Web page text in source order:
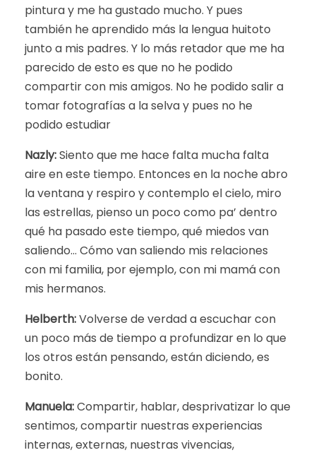
pintura y me ha gustado mucho. Y pues
también he aprendido más la lengua huitoto
junto a mis padres. Y lo más retador que me ha
parecido de esto es que no he podido
compartir con mis amigos. No he podido salir a
tomar fotografías a la selva y pues no he
podido estudiar
Nazly:Siento que me hace falta mucha falta
aire en este tiempo. Entonces en la noche abro
la ventana y respiro y contemplo el cielo, miro
las estrellas, pienso un poco como pa’ dentro
qué ha pasado este tiempo, qué miedos van
saliendo… Cómo van saliendo mis relaciones
con mi familia, por ejemplo, con mi mamá con
mis hermanos.
Helberth:Volverse de verdad a escuchar con
un poco más de tiempo a profundizar en lo que
los otros están pensando, están diciendo, es
bonito.
Manuela:Compartir, hablar, desprivatizar lo que
sentimos, compartir nuestras experiencias
internas, externas, nuestras vivencias,